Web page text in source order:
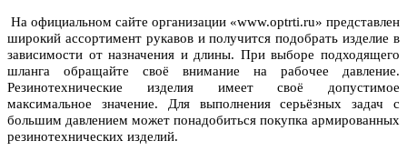
На официальном сайте организации «www.optrti.ru» представлен
широкий ассортимент рукавов и получится подобрать изделие в
зависимости от назначения и длины. При выборе подходящего
шланга обращайте своё внимание на рабочее давление.
Резинотехнические изделия имеет своё допустимое
максимальное значение. Для выполнения серьёзных задач с
большим давлением может понадобиться покупка армированных
резинотехнических изделий.